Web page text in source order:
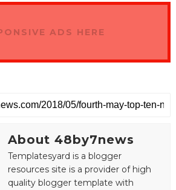
ADS HERE
About 48by7news
Templatesyard is a blogger
resources site is a provider of high
quality blogger template with